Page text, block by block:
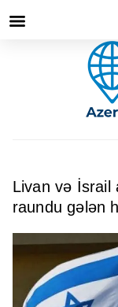
Livan və İsrail
raundu gələn